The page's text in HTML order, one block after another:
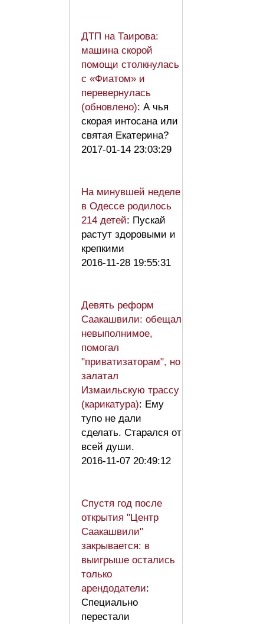
ДТП на Таирова:
машина скорой
помощи столкнулась
с «Фиатом» и
перевернулась
(обновлено): А чья
скорая интосана или
святая Екатерина?
2017-01-14 23:03:29
На минувшей неделе
в Одессе родилось
214 детей: Пускай
растут здоровыми и
крепкими
2016-11-28 19:55:31
Девять реформ
Саакашвили: обещал
невыполнимое,
помогал
"приватизаторам", но
залатал
Измаильскую трассу
(карикатура): Ему
тупо не дали
сделать. Старался от
всей души.
2016-11-07 20:49:12
Спустя год после
открытия "Центр
Саакашвили"
закрывается: в
выигрыше остались
только
арендодатели:
Специально
перестали